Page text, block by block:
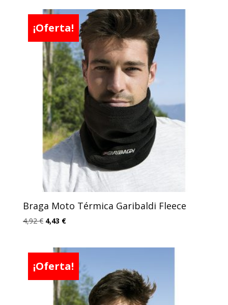
era:
16,49 €.
es:
14,84 €.
¡Oferta!
Braga Moto Térmica Garibaldi Fleece
4,92€ El
era:
4,92 €.
4,43 €El
es:
4,43 €.
¡Oferta!